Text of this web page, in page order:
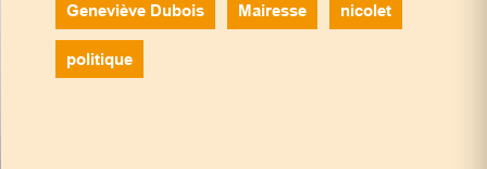
Geneviève Dubois Mairesse nicolet
politique